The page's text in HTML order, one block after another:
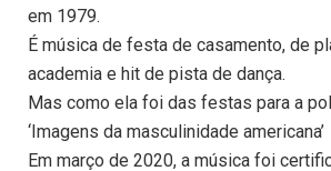
em 1979.
É música de festa de casamento, de
academia e hit de pista de dança.
Mas como ela foi das festas para a
‘Imagens da masculinidade americana’
Em março de 2020, a música foi